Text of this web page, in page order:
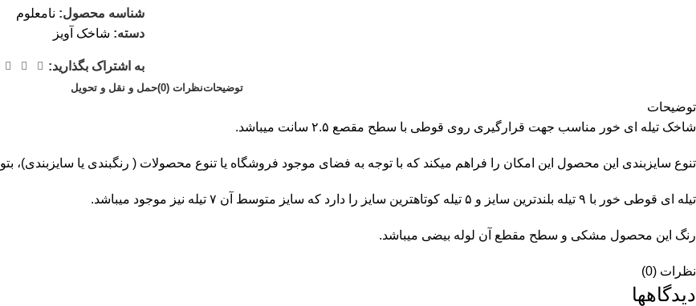
شناسه محصول: نامعلوم
دسته: شاخک آویز
به اشتراک بگذارید:
توضیحاتنظرات (0) حمل و نقل و تحویل
توضیحات
شاخک تیله ای خور مناسب جهت قرارگیری روی قوطی با سطح مقصع ۲.۵ سانت میباشد.
تنوع سایزبندی این محصول این امکان را فراهم میکند که با توجه به فضای موجود فروشگاه یا تنوع محصولات ( رنگبندی یا سایزبندی)،
تیله ای قوطی خور با ۹ تیله بلندترین سایز و ۵ تیله کوتاهترین سایز را دارد که سایز متوسط آن ۷ تیله نیز موجود میباشد.
رنگ این محصول مشکی و سطح مقطع آن لوله بیضی میباشد.
نظرات (0)
دیدگاهها